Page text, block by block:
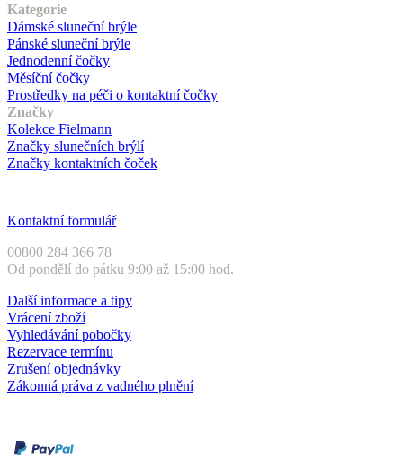
Kategorie
Dámské sluneční brýle
Pánské sluneční brýle
Jednodenní čočky
Měsíční čočky
Prostředky na péči o kontaktní čočky
Značky
Kolekce Fielmann
Značky slunečních brýlí
Značky kontaktních čoček
Kontaktní formulář
00800 284 366 78
Od pondělí do pátku 9:00 až 15:00 hod.
Další informace a tipy
Vrácení zboží
Vyhledávání pobočky
Rezervace termínu
Zrušení objednávky
Zákonná práva z vadného plnění